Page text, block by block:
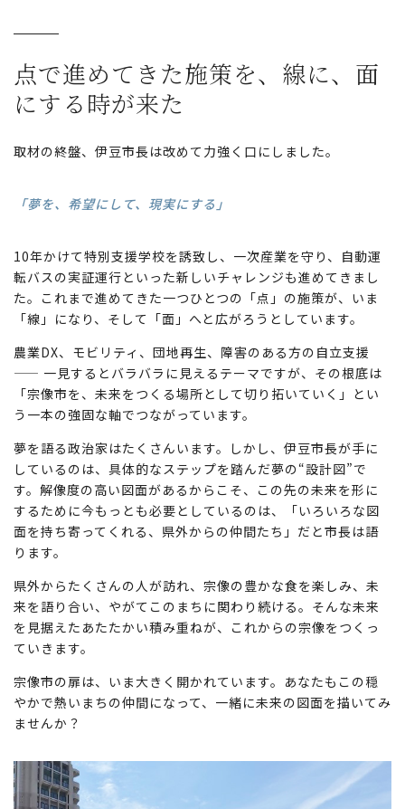
点で進めてきた施策を、 線に、面
にする時が来た
取材の終盤、伊豆市長は改めて力強く口にしました。
「夢を、希望にして、現実にする」
10年かけて特別支援学校を誘致し、一次産業を守り、自動運
転バスの実証運行といった新しいチャレンジも進めてきまし
た。これまで進めてきた一つひとつの「点」の施策が、いま
「線」になり、そして「面」へと広がろうとしています。
農業DX、モビリティ、団地再生、障害のある方の自立支援
—— 一見するとバラバラに見えるテーマですが、その根底は
「宗像市を、未来をつくる場所として切り拓いていく」とい
う一本の強固な軸でつながっています。
夢を語る政治家はたくさんいます。しかし、伊豆市長が手に
しているのは、具体的なステップを踏んだ夢の“設計図”で
す。解像度の高い図面があるからこそ、この先の未来を形に
するために今もっとも必要としているのは、「いろいろな図
面を持ち寄ってくれる、県外からの仲間たち」だと市長は語
ります。
県外からたくさんの人が訪れ、宗像の豊かな食を楽しみ、未
来を語り合い、やがてこのまちに関わり続ける。そんな未来
を見据えたあたたかい積み重ねが、これからの宗像をつくっ
ていきます。
宗像市の扉は、いま大きく開かれています。あなたもこの穏
やかで熱いまちの仲間になって、一緒に未来の図面を描いてみ
ませんか？